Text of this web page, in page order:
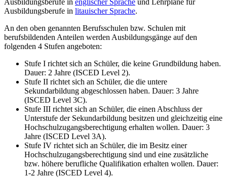
Ausbildungsberufe in englischer Sprache und Lehrpläne für
Ausbildungsberufe in litauischer Sprache.
An den oben genannten Berufsschulen bzw. Schulen mit
berufsbildenden Anteilen werden Ausbildungsgänge auf den
folgenden 4 Stufen angeboten:
Stufe I richtet sich an Schüler, die keine Grundbildung haben.
Dauer: 2 Jahre (ISCED Level 2).
Stufe II richtet sich an Schüler, die die untere
Sekundarbildung abgeschlossen haben. Dauer: 3 Jahre
(ISCED Level 3C).
Stufe III richtet sich an Schüler, die einen Abschluss der
Unterstufe der Sekundarbildung besitzen und gleichzeitig eine
Hochschulzugangsberechtigung erhalten wollen. Dauer: 3
Jahre (ISCED Level 3A).
Stufe IV richtet sich an Schüler, die im Besitz einer
Hochschulzugangsberechtigung sind und eine zusätzliche
bzw. höhere berufliche Qualifikation erhalten wollen. Dauer:
1-2 Jahre (ISCED Level 4).